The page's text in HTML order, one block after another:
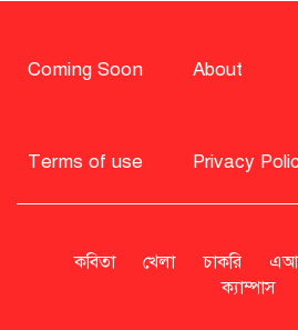
মির্জা ফখরুলের
এনসিপি
Coming Soon About
Terms of use Privacy
কবিতা খেলা চাকরি
ক্যাম্পাস